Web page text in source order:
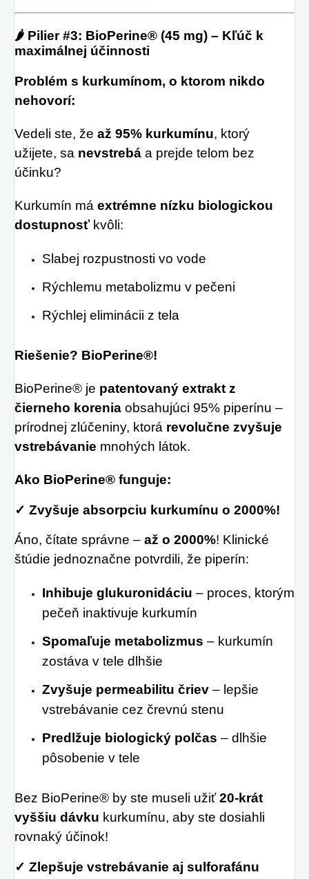
🌶️ Pilier #3: BioPerine® (45 mg) – Kľúč k
maximálnej účinnosti
Problém s kurkumínom, o ktorom nikdo
nehovorí:
Vedeli ste, že až 95% kurkumínu, ktorý
užijete, sa nevstrebá a prejde telom bez
účinku?
Kurkumín má extrémne nízku biologickou
dostupnosťkvôli:
Slabej rozpustnosti vo vode
Rýchlemu metabolizmu v pečeni
Rýchlej eliminácii z tela
Riešenie? BioPerine®!
BioPerine® je patentovaný extrakt z
čierneho korenia obsahujúci 95% piperínu –
prírodnej zlúčeniny, ktorá revolučne zvyšuje
vstrebávanie mnohých látok.
Ako BioPerine® funguje:
✓ Zvyšuje absorpciu kurkumínu o 2000%!
Áno, čítate správne – až o 2000%! Klinické
štúdie jednoznačne potvrdili, že piperín:
Inhibuje glukuronidáciu – proces, ktorým
pečeň inaktivuje kurkumín
Spomaľuje metabolizmus – kurkumín
zostáva v tele dlhšie
Zvyšuje permeabilitu čriev – lepšie
vstrebávanie cez črevnú stenu
Predlžuje biologický polčas – dlhšie
pôsobenie v tele
Bez BioPerine® by ste museli užiť20-krát
vyššiu dávku kurkumínu, aby ste dosiahli
rovnaký účinok!
✓ Zlepšuje vstrebávanie aj sulforafánu